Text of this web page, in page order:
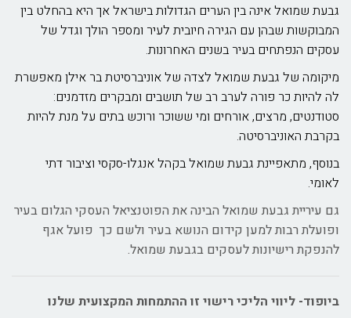
גבעת שמואל אינה בין הערים הגדולות בישראל אך היא בהחלט בין
המבוקשות שבהן עם הגירה חיובית לעיר ומספר הולך וגדל של
עסקים הנפתחים בעיר בשנים האחרונות.
מיקומה של גבעת שמואל לצדה של אוניברסיטת בר אילן מאפשרת
לה להיות כר פורה לערב רב של תושבים ומבקרים מזדמנים:
סטודנטים, מרצים, אורחים ומי ששוכר ורוכש בתים על מנת להיות
בקרבת האוניברסיטה.
בנוסף, מתאפיינת גבעת שמואל בקהל אנגלו-סקסי וציבור דתי
לאומי.
גם עיריית גבעת שמואל הבינה את הפוטנציאל העסקי הגלום בעיר
ופועלת רבות למען קידום הנושא בעיר ולשם כך פועל אגף
להנפקת רישיונות לעסקים בגבעת שמואל.
ביופוד- ליווי הליכי רישוי זו ההתמחות המקצועית שלנו